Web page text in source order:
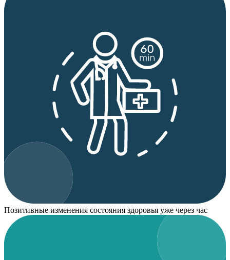
Позитивные изменения состояния здоровья уже через час